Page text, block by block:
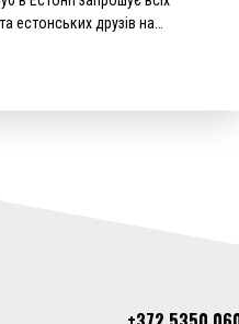
естонських друзів на
the River and Into the Trees
13:00 традиційно в